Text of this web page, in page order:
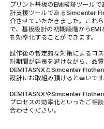
プリント基板のEMI検証ツール
計支援ツールであるSimcenter
介させていただきました。これ
で、基板設計の初期段階から
を効率化することができます。
試作後の暫定的な対策によるコ
計期間が延長を避けながら、品
DEMITASNXとSimcenter
設計にお取組み頂けると幸いです
DEMITASNXやSimcenter
プロセスの効率化といったご相
合わせください。